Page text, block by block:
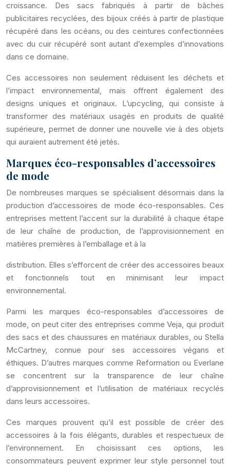
croissance. Des sacs fabriqués à partir de bâches
publicitaires recyclées, des bijoux créés à partir de plastique
récupéré dans les océans, ou des ceintures confectionnées
avec du cuir récupéré sont autant d’exemples d’innovations
dans ce domaine.
Ces accessoires non seulement réduisent les déchets et
l’impact environnemental, mais offrent également des
designs uniques et originaux. L’upcycling, qui consiste à
transformer des matériaux usagés en produits de qualité
supérieure, permet de donner une nouvelle vie à des objets
qui auraient autrement été jetés.
Marques éco-responsables d’accessoires
de mode
De nombreuses marques se spécialisent désormais dans la
production d’accessoires de mode éco-responsables. Ces
entreprises mettent l’accent sur la durabilité à chaque étape
de leur chaîne de production, de l’approvisionnement en
matières premières à l’emballage et à la
distribution. Elles s’efforcent de créer des accessoires beaux
et fonctionnels tout en minimisant leur impact
environnemental.
Parmi les marques éco-responsables d’accessoires de
mode, on peut citer des entreprises comme Veja, qui produit
des sacs et des chaussures en matériaux durables, ou Stella
McCartney, connue pour ses accessoires végans et
éthiques. D’autres marques comme Reformation ou Everlane
se concentrent sur la transparence de leur chaîne
d’approvisionnement et l’utilisation de matériaux recyclés
dans leurs accessoires.
Ces marques prouvent qu’il est possible de créer des
accessoires à la fois élégants, durables et respectueux de
l’environnement. En choisissant ces options, les
consommateurs peuvent exprimer leur style personnel tout